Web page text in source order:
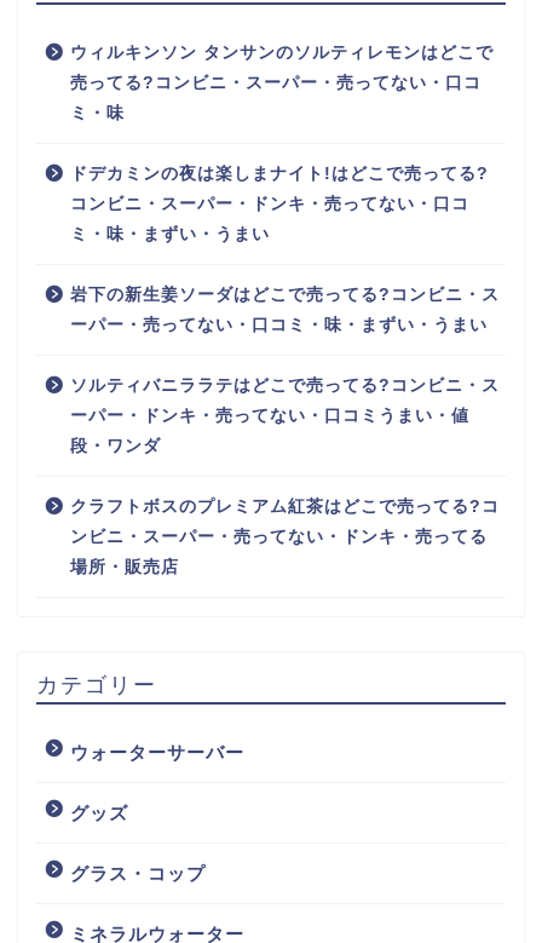
ウィルキンソン タンサンのソルティレモンはどこで
売ってる?コンビニ・スーパー・売ってない・口コ
ミ・味
ドデカミンの夜は楽しまナイト!はどこで売ってる?
コンビニ・スーパー・ドンキ・売ってない・口コ
ミ・味・まずい・うまい
岩下の新生姜ソーダはどこで売ってる?コンビニ・ス
ーパー・売ってない・口コミ・味・まずい・うまい
ソルティバニララテはどこで売ってる?コンビニ・ス
ーパー・ドンキ・売ってない・口コミうまい・値
段・ワンダ
クラフトボスのプレミアム紅茶はどこで売ってる?コ
ンビニ・スーパー・売ってない・ドンキ・売ってる
場所・販売店
カテゴリー
ウォーターサーバー
グッズ
グラス・コップ
ミネラルウォーター